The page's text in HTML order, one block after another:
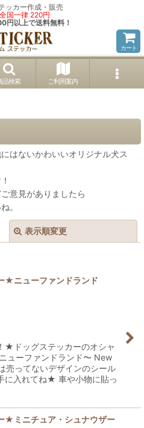
ッカー作成・販売
国一律 220円
円以上で送料無料！
カート
品検索 ご利用案内
はないかわいいオリジナル犬ス
意見がありましたら
。
表示順変更
★ニューファンドランド
★ドッグステッカーのオシャ
ューファンドランド〜 New
売ってないデザインのシール
に入れてね★ 車や小物に貼っ
★ミニチュア・シュナウザー